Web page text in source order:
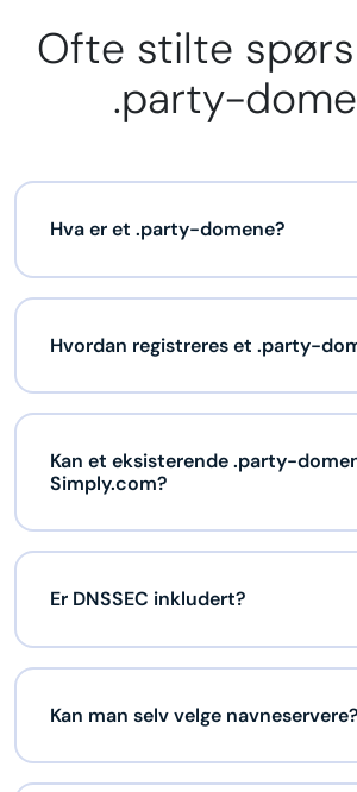
Ofte stilte
.party-
Hva er et .party-domene?
Hvordan registreres et .party-
Kan et eksisterende .party-
Simply.com?
Er DNSSEC inkludert?
Kan man selv velge navneservere?